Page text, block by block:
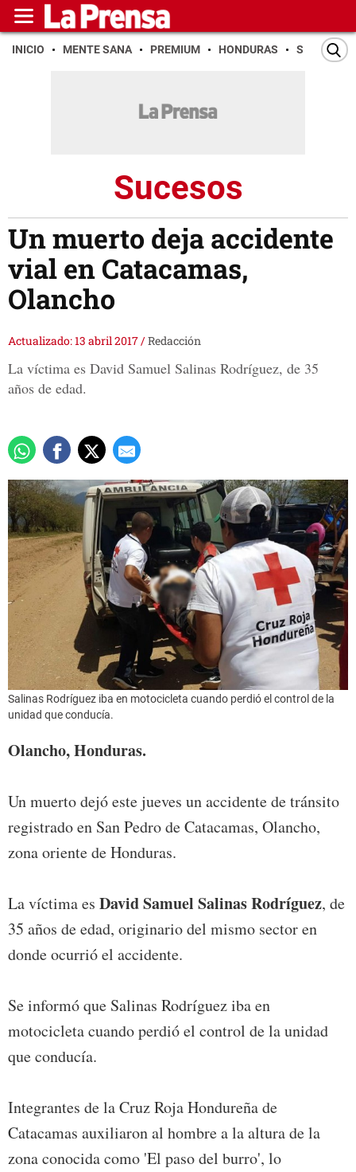
INICIO MENTE SANA PREMIUM HONDURAS SAN PEDRO
Sucesos
Un muerto deja accidente
vial en Catacamas,
Olancho
Actualizado: 13 abril 2017/Redacción
La víctima es David Samuel Salinas Rodríguez, de 35
años de edad.
Salinas Rodríguez iba en motocicleta cuando perdió el control de la
unidad que conducía.
Olancho, Honduras.
Un muerto dejó este jueves un accidente de tránsito
registrado en San Pedro de Catacamas, Olancho,
zona oriente de Honduras.
La víctima es David Samuel Salinas Rodríguez, de
35 años de edad, originario del mismo sector en
donde ocurrió el accidente.
Se informó que Salinas Rodríguez iba en
motocicleta cuando perdió el control de la unidad
que conducía.
Integrantes de la Cruz Roja Hondureña de
Catacamas auxiliaron al hombre a la altura de la
zona conocida como 'El paso del burro', lo